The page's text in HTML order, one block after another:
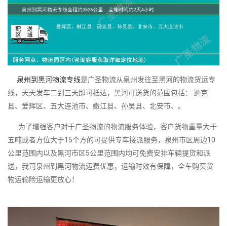
泉州到黑河物流专线是广圣物流从泉州发往至黑河的物流货运专
线，天天发车二到三天即可抵达，黑河可送货的范围包括： 逊克
县、爱辉区、五大连池市、嫩江县、孙吴县、北安市、。
为了增强客户对于广圣物流的物流服务体验，客户货物重量大于
五吨或者方位大于15个方的可提供专车接派服务，泉州市区周边10
公里范围内以及黑河市区5公里范围内均可免费安排车辆提货和派
送，我司泉州到黑河物流运费优惠，运输时效有保障，全车购买货
物运输险运输更放心！